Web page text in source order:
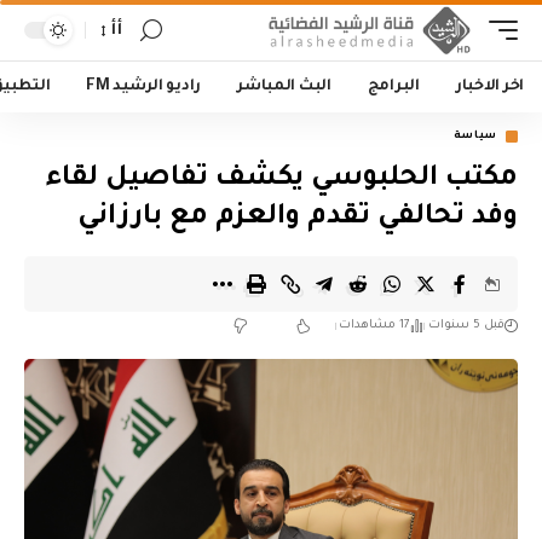
أأ
اخر الاخبار البرامج البث المباشر راديو الرشيد FM
سياسة
مكتب الحلبوسي يكشف تفاصيل لقاء
وفد تحالفي تقدم والعزم مع بارزاني
قبل 5 سنوات 17 مشاهدات